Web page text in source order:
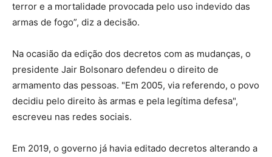
terror e a mortalidade provocada pelo uso indevido das
armas de fogo”, diz a decisão.
Na ocasião da edição dos decretos com as mudanças, o
presidente Jair Bolsonaro defendeu o direito de
armamento das pessoas. "Em 2005, via referendo, o povo
decidiu pelo direito às armas e pela legítima defesa",
escreveu nas redes sociais.
Em 2019, o governo já havia editado decretos alterando a